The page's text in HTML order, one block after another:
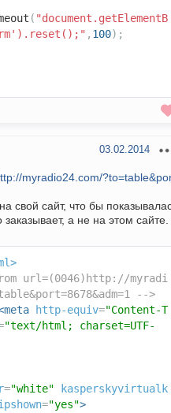
( "document.getElementB
, 100);
03.02.2014
myradio24.com/
свой сайт, что бы
заказывает, а не на этом сайте.
url=(0046)http://myradi
-->
http-equiv="Content-T
"text/html; charset=UTF-
="white"
kasperskyvirtualk
="yes">